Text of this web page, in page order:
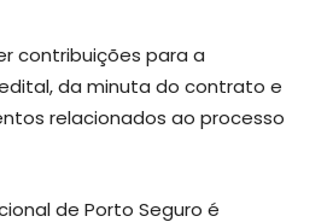
contribuições para a
da minuta do contrato e
relacionados ao processo
de Porto Seguro é